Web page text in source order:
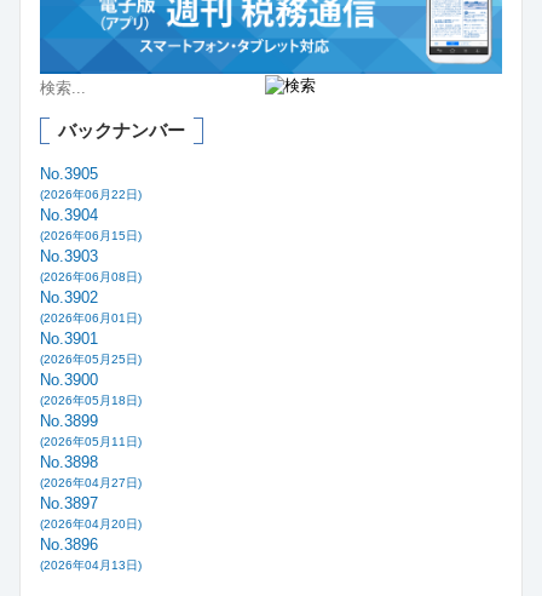
バックナンバー
No.3905
(2026年06月22日)
No.3904
(2026年06月15日)
No.3903
(2026年06月08日)
No.3902
(2026年06月01日)
No.3901
(2026年05月25日)
No.3900
(2026年05月18日)
No.3899
(2026年05月11日)
No.3898
(2026年04月27日)
No.3897
(2026年04月20日)
No.3896
(2026年04月13日)